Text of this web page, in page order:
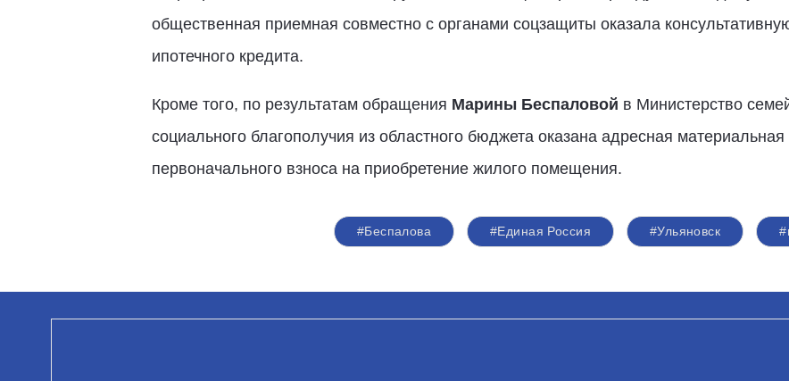
общественная приемная совместно с органами соцзащиты оказала
ипотечного кредита.
Кроме того, по результатам обращения Марины Беспаловой в Министерство
социального благополучия из областного бюджета оказана адресная
первоначального взноса на приобретение жилого помещения.
#Беспалова #Единая Россия #Ульяновск